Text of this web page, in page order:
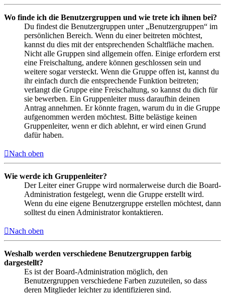
Wo finde ich die Benutzergruppen und wie trete ich ihnen bei?
Du findest die Benutzergruppen unter „Benutzergruppen“ im
persönlichen Bereich. Wenn du einer beitreten möchtest,
kannst du dies mit der entsprechenden Schaltfläche machen.
Nicht alle Gruppen sind allgemein offen. Einige erfordern erst
eine Freischaltung, andere können geschlossen sein und
weitere sogar versteckt. Wenn die Gruppe offen ist, kannst du
ihr einfach durch die entsprechende Funktion beitreten;
verlangt die Gruppe eine Freischaltung, so kannst du dich für
sie bewerben. Ein Gruppenleiter muss daraufhin deinen
Antrag annehmen. Er könnte fragen, warum du in die Gruppe
aufgenommen werden möchtest. Bitte belästige keinen
Gruppenleiter, wenn er dich ablehnt, er wird einen Grund
dafür haben.
Nach oben
Wie werde ich Gruppenleiter?
Der Leiter einer Gruppe wird normalerweise durch die Board-
Administration festgelegt, wenn die Gruppe erstellt wird.
Wenn du eine eigene Benutzergruppe erstellen möchtest, dann
solltest du einen Administrator kontaktieren.
Nach oben
Weshalb werden verschiedene Benutzergruppen farbig
dargestellt?
Es ist der Board-Administration möglich, den
Benutzergruppen verschiedene Farben zuzuteilen, so dass
deren Mitglieder leichter zu identifizieren sind.